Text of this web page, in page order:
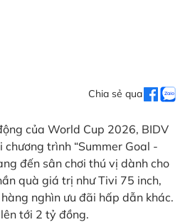
Chia sẻ qua
của World Cup 2026, BIDV
trình “Summer Goal -
đến sân chơi thú vị dành cho
quà giá trị như Tivi 75 inch,
nghìn ưu đãi hấp dẫn khác.
tới 2 tỷ đồng.